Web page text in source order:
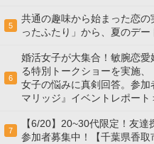
5
共通の趣味から始まった恋
ったふたり」から、夏のデ
6
婚活女子が大集合！敏腕恋
る特別トークショーを実施
女子の悩みに真剣回答。参
マリッジ』イベントレポート
7
【6/20】20~30代限定！友達
参加者募集中！【千葉県香取